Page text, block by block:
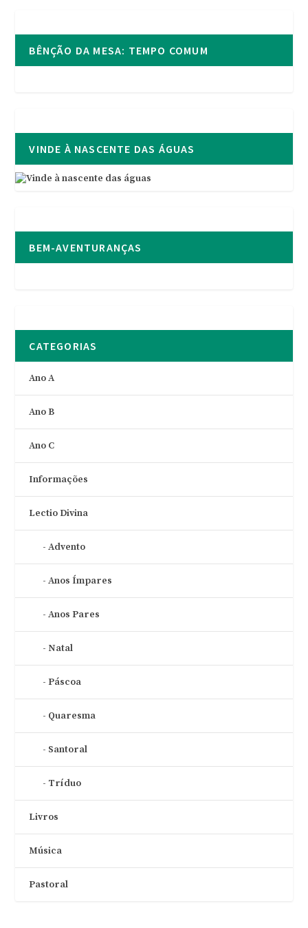
BÊNÇÃO DA MESA: TEMPO COMUM
VINDE À NASCENTE DAS ÁGUAS
BEM-AVENTURANÇAS
CATEGORIAS
Ano A
Ano B
Ano C
Informações
Lectio Divina
Advento
Anos Ímpares
Anos Pares
Natal
Páscoa
Quaresma
Santoral
Tríduo
Livros
Música
Pastoral